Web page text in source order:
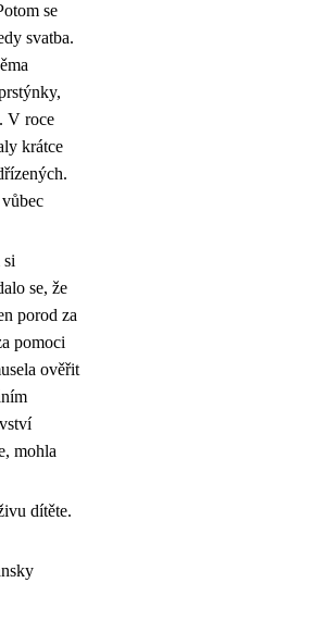
se
svatba.
V roce
krátce
si
se, že
porod za
pomoci
ověřit
mohla
dítěte.